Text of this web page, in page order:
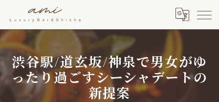
渋谷駅/道玄坂/神泉で男女がゆ
ったり過ごすシーシャデートの
新提案